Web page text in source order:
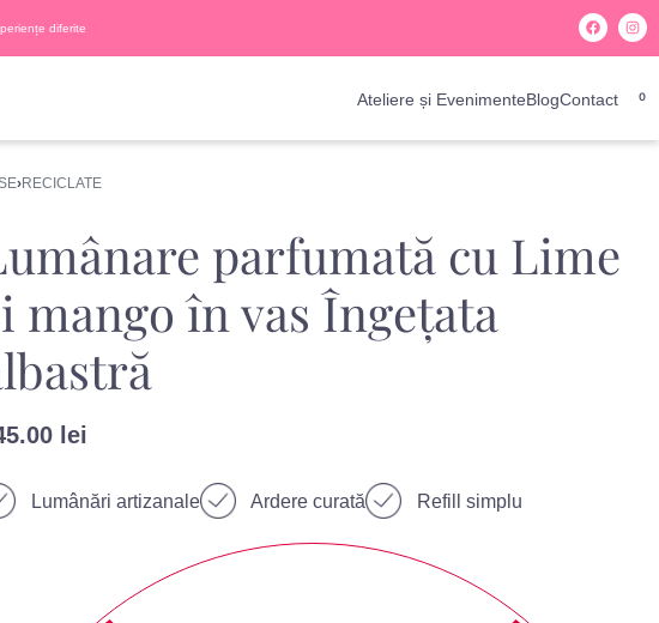
diferite
Ateliere și EvenimenteBlogContact 0
›RECICLATE
parfumată cu Lime
mango în vas Îngețata
lei
Lumânări artizanale Ardere curată Refill simplu